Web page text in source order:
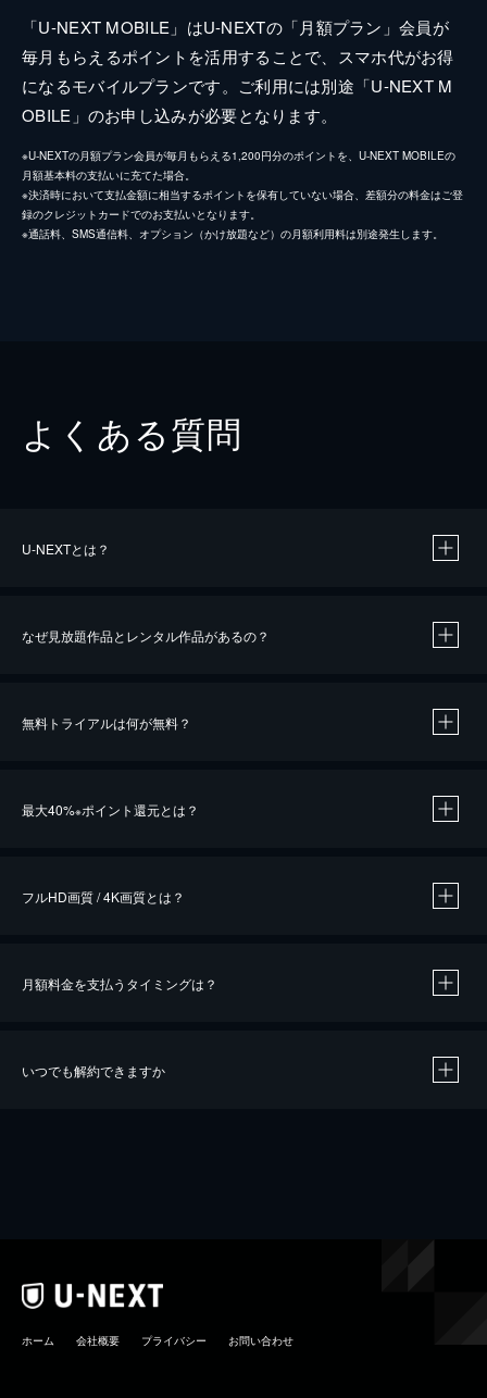
「U-NEXT MOBILE」はU-NEXTの「月額プラン」会員が
毎月もらえるポイントを活用することで、スマホ代がお得
になるモバイルプランです。ご利用には別途「U-NEXT M
OBILE」のお申し込みが必要となります。
※U-NEXTの月額プラン会員が毎月もらえる1,200円分のポイントを、U-NEXT MOBILEの
月額基本料の支払いに充てた場合。
※決済時において支払金額に相当するポイントを保有していない場合、差額分の料金はご登
録のクレジットカードでのお支払いとなります。
※通話料、SMS通信料、オプション（かけ放題など）の月額利用料は別途発生します。
よくある質問
U-NEXTとは？
なぜ見放題作品とレンタル作品があるの？
無料トライアルは何が無料？
最大40%※ポイント還元とは？
※40％ポイント還元の対象は、クレジットカード決済による作品の購入 / レンタルです。
フルHD画質 / 4K画質とは？
月額料金を支払うタイミングは？
いつでも解約できますか
ホーム 会社概要 プライバシー お問い合わせ